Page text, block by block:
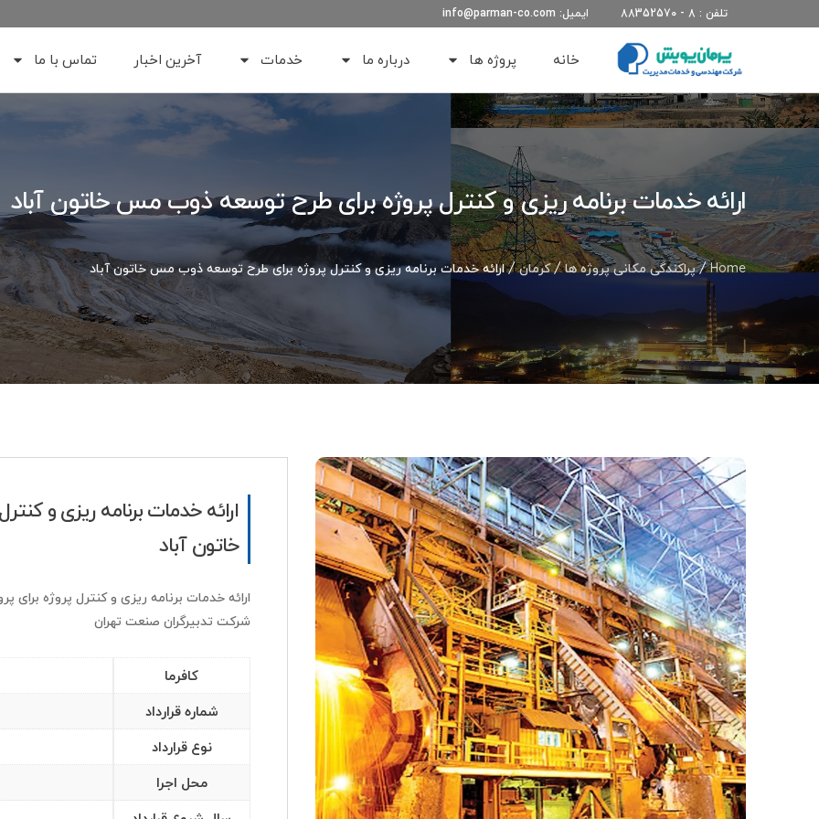
تلفن : 8 - 88352570 ایمیل: info@parman-co.com
خانه پروژه ها درباره ما خدمات آخرین اخبار تماس با ما
ارائه خدمات برنامه ریزی و کنترل پروژه برای طرح توسعه ذوب مس خاتون آباد
Home
/پراکندگی مکانی پروژه ها/کرمان/ ارائه خدمات برنامه ریزی و کنترل پروژه برای طرح توسعه ذوب مس خاتون آباد
ارائه خدمات برنامه ریزی و
خاتون آباد
ارائه خدمات برنامه ریزی و کنترل پروژه
شرکت تدبیرگران صنعت تهران
کافرما
شماره قرارداد
نوع قرارداد
محل اجرا